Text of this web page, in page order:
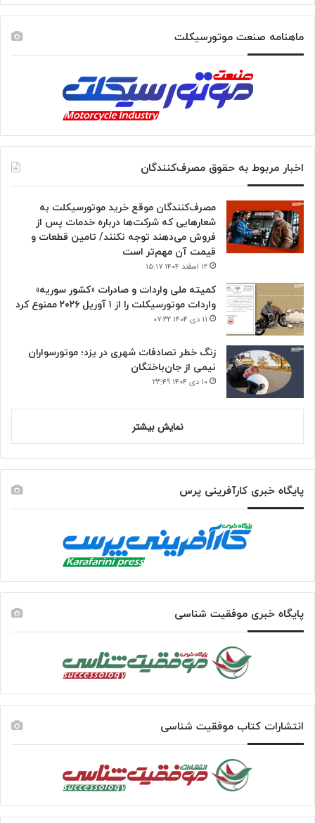
ماهنامه صنعت موتورسیکلت
اخبار مربوط به حقوق مصرف‌کنندگان
مصرف‌کنندگان موقع خرید موتورسیکلت به
شعارهایی که شرکت‌ها درباره خدمات پس از
فروش می‌دهند توجه نکنند/ تامین قطعات و
قیمت آن مهم‌تر است
۱۲ اسفند ۱۴۰۴ ۱۵:۱۷
کمیته ملی واردات و صادرات «کشور سوریه»
واردات موتورسیکلت را از ۱ آوریل ۲۰۲۶ ممنوع کرد
۱۱ دی ۱۴۰۴ ۰۷:۳۲
زنگ خطر تصادفات شهری در یزد؛ موتورسواران
نیمی از جان‌باختگان
۱۰ دی ۱۴۰۴ ۲۳:۴۹
نمایش بیشتر
پایگاه خبری کارآفرینی پرس
پایگاه خبری موفقیت شناسی
انتشارات کتاب موفقیت شناسی